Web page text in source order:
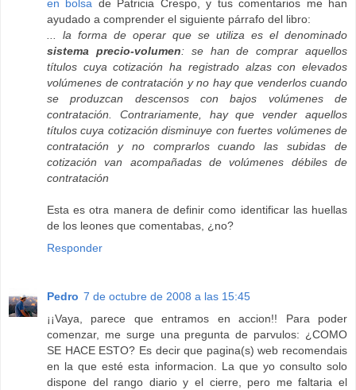
en bolsa de Patricia Crespo, y tus comentarios me han
ayudado a comprender el siguiente párrafo del libro:
... la forma de operar que se utiliza es el denominado
sistema precio-volumen: se han de comprar aquellos
títulos cuya cotización ha registrado alzas con elevados
volúmenes de contratación y no hay que venderlos cuando
se produzcan descensos con bajos volúmenes de
contratación. Contrariamente, hay que vender aquellos
títulos cuya cotización disminuye con fuertes volúmenes de
contratación y no comprarlos cuando las subidas de
cotización van acompañadas de volúmenes débiles de
contratación
Esta es otra manera de definir como identificar las huellas
de los leones que comentabas, ¿no?
Responder
Pedro 7 de octubre de 2008 a las 15:45
¡¡Vaya, parece que entramos en accion!! Para poder
comenzar, me surge una pregunta de parvulos: ¿COMO
SE HACE ESTO? Es decir que pagina(s) web recomendais
en la que esté esta informacion. La que yo consulto solo
dispone del rango diario y el cierre, pero me faltaria el